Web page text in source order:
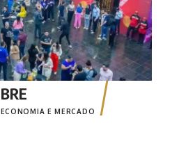
ECONOMIA E MERCADO